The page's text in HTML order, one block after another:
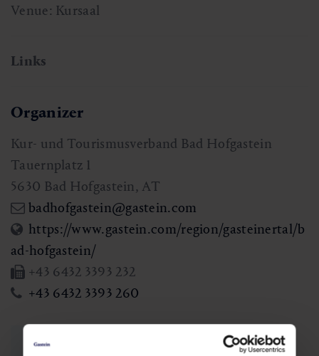
Venue: Kursaal
Links
Organizer
Kur- und Tourismusverband Bad Hofgastein
Tauernplatz 1
5630 Bad Hofgastein, AT
badhofgastein@gastein.com
https://www.gastein.com/region/gasteinertal/b
ad-hofgastein/
+43 6432 3393 232
+43 6432 3393 260
back to overview